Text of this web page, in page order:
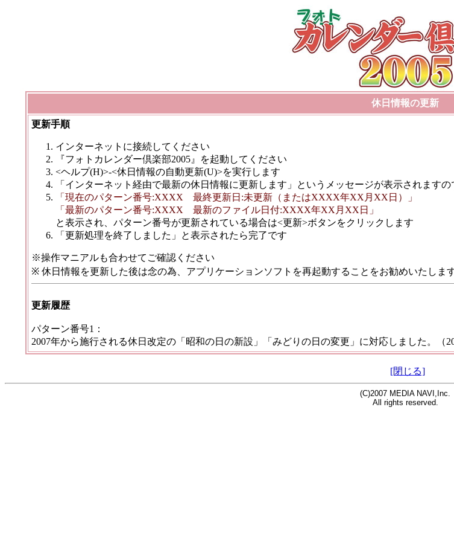
休日情報の更新
更新手順
インターネットに接続してください
『フォトカレンダー倶楽部2005』を起動してください
<ヘルプ(H)>-<休日情報の自動更新(U)>を実行します
「インターネット経由で最新の休日情報に更新します」というメッセージが表示されます
「現在のパターン番号:XXXX 最終更新日:未更新（またはXXXX年XX月XX日）」
「最新のパターン番号:XXXX 最新のファイル日付:XXXX年XX月XX日」
と表示され、パターン番号が更新されている場合は<更新>ボタンをクリックします
「更新処理を終了しました」と表示されたら完了です
※操作マニアルも合わせてご確認ください
※ 休日情報を更新した後は念の為、アプリケーションソフトを再起動することをお勧めいたします
更新履歴
パターン番号1：
2007年から施行される休日改定の「昭和の日の新設」「みどりの日の変更」に対応しました。（
[閉じる]
(C)2007 MEDIA NAVI,Inc.
All rights reserved.